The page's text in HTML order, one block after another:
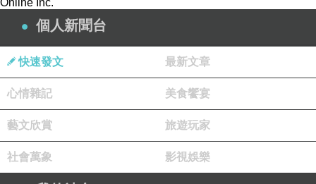
詢器，幫您找最殺優惠!電腦,筆電,智慧型手機,家電,相機,單
眼,通通可以折價,殺爆全台!每日限時大降價，夜間激殺價
格不手軟，等你來挑戰。
購買3C商品，除了考量價格以外，售後服務也是很重要
的，燦坤擁有全台密集的實體門市，讓你不用擔心後續的
分惱人的，是吧！
Online Inc.
個人新聞台
快速發文 最新文章
心情雜記 美食饗宴
藝文欣賞 旅遊玩家
社會萬象 影視娛樂